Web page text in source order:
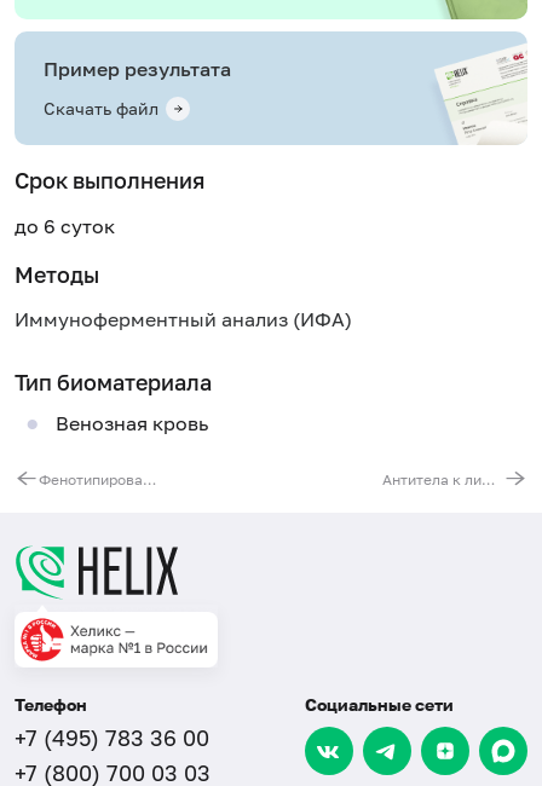
Пример результата
Скачать файл
Срок выполнения
до 6 суток
Методы
Иммуноферментный анализ (ИФА)
Тип биоматериала
Венозная кровь
Фенотипирование эритроцитов по антигенам системы Rh (C, E, c, e) и Kell Антитела к лимфоцитам методом непрямой иммунофлюоресценции
Телефон
+7 (495) 783 36 00
+7 (800) 700 03 03
Социальные сети